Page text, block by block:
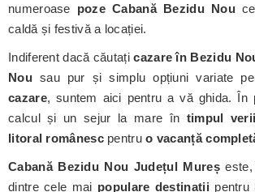
numeroase poze Cabană Bezidu Nouce
caldă și festivă a locației.
Indiferent dacă căutațicazare în Bezidu
Nousau pur și simplu opțiuni variate
cazare, suntem aici pentru a vă ghida. În
calcul și un sejur la mare în timpul verii
litoral românescpentruo vacanță
Cabană Bezidu Nou Județul Mureșeste,
dintre cele mai populare destinații pentru